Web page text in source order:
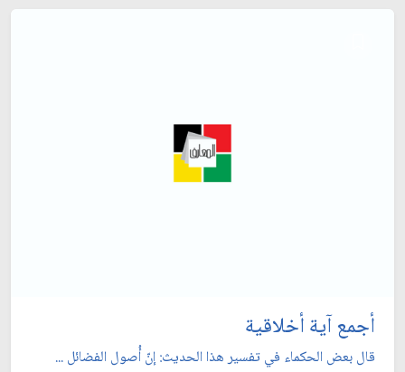
أجمع آية أخلاقية
قال بعض الحكماء في تفسير هذا الحديث: إنّ أُصول الفضائل ...